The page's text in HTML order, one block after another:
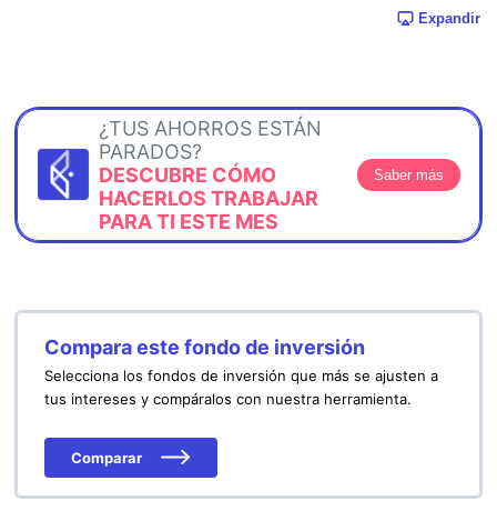
Expandir
¿TUS AHORROS ESTÁN
PARADOS?
DESCUBRE CÓMO
HACERLOS TRABAJAR
PARA TI ESTE MES
Saber más
Compara este fondo de inversión
Selecciona los fondos de inversión que más se ajusten a
tus intereses y compáralos con nuestra herramienta.
Comparar